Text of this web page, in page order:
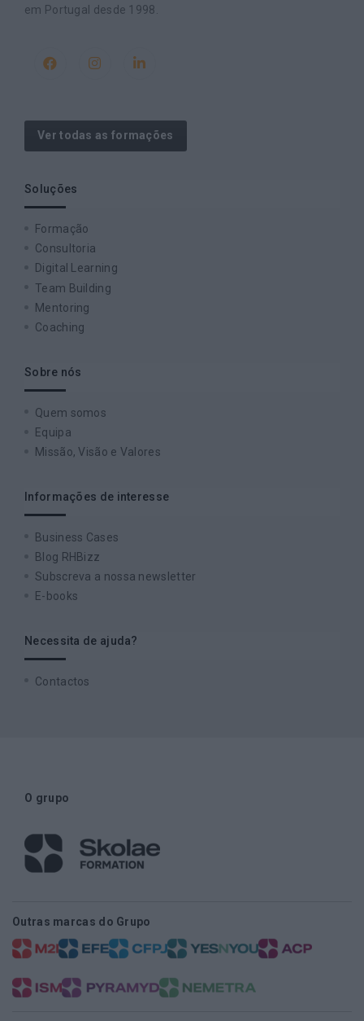
em Portugal desde 1998.
Ver todas as formações
Soluções
Formação
Consultoria
Digital Learning
Team Building
Mentoring
Coaching
Sobre nós
Quem somos
Equipa
Missão, Visão e Valores
Informações de interesse
Business Cases
Blog RHBizz
Subscreva a nossa newsletter
E-books
Necessita de ajuda?
Contactos
O grupo
Outras marcas do Grupo